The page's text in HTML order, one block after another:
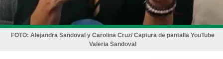
FOTO: Alejandra Sandoval y Carolina Cruz/ Captura de pantalla YouTube
Valeria Sandoval